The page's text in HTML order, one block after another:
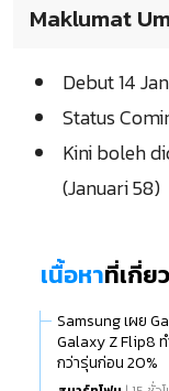
Maklumat
Debut 14
Status
Kini boleh
(Januari 58)
เนื้อหาที่เกี่ย
Samsung เผย
Galaxy Z Flip8
กว่ารุ่นก่อน 20%